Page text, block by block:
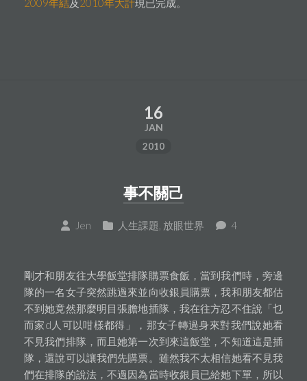
2009年結及 2010年大計現已完成。
16
JAN
2010
事不關己
Jen 人生課題 放眼世界 4
剛才和朋友往大學飯堂排隊購票食飯，當到我們時，旁邊
隊的一名女子突然跳過來並向收銀員購票，我和朋友都估
不到她竟然那麼明目張膽地插隊，我在往方忍不住說「乜
而家d人可以咁樣都得」，那女子轉過身來對我們說她看
不見我們排隊，而且她第一次到來這飯堂，不知道這是插
隊，還說可以讓我們先購票。雖然我不太相信她看不見我
們在排隊的說法，不過因為當時收銀員已給她下單，所以